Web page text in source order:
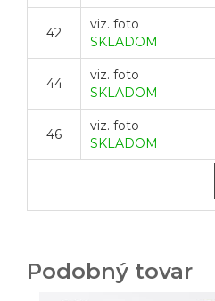
42
viz. foto
SKLADOM
44
viz. foto
SKLADOM
46
viz. foto
SKLADOM
Podobný tovar